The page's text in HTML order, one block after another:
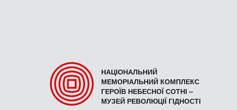
НАЦІОНАЛЬНИЙ
МЕМОРІАЛЬНИЙ КОМПЛЕКС
ГЕРОЇВ НЕБЕСНОЇ СОТНІ –
МУЗЕЙ РЕВОЛЮЦІЇ ГІДНОСТІ